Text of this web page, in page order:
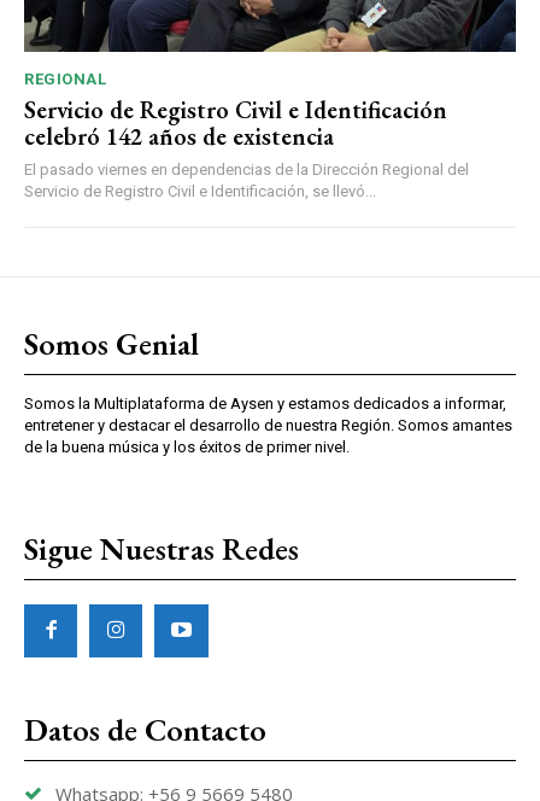
REGIONAL
Servicio de Registro Civil e Identificación
celebró 142 años de existencia
El pasado viernes en dependencias de la Dirección Regional del
Servicio de Registro Civil e Identificación, se llevó...
Somos Genial
Somos la Multiplataforma de Aysen y estamos dedicados a informar,
entretener y destacar el desarrollo de nuestra Región. Somos amantes
de la buena música y los éxitos de primer nivel.
Sigue Nuestras Redes
Datos de Contacto
Whatsapp: +56 9 5669 5480